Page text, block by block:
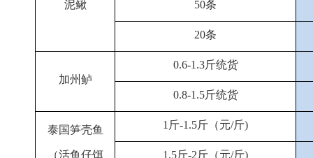
泥鳅 50条
20条
加州鲈
0.6-1.3斤统货
0.8-1.5斤统货
泰国笋壳鱼
（活鱼仔饵
1斤-1.5斤（元/斤)
1.5斤-2斤（元/斤)